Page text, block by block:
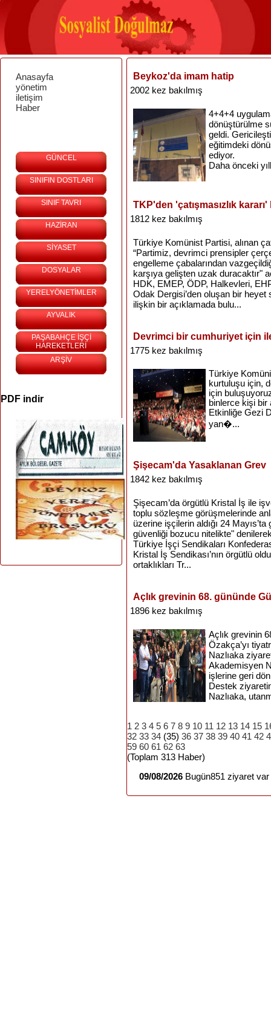
Anasayfa
yönetim
iletişim
Haber
GÜNCEL
SINIFIN DOSTLARI
SINIF TAVRI
HAZİRAN
SİYASET
DOSYALAR
YERELYÖNETİMLER
AYVALIK
PAŞABAHÇE İŞÇİ
HAREKETLERİ
ARŞİV
PDF indir
Beykoz'da imam hatip
2002 kez bakılmış
4+4+4
dönüştürülme
geldi.
eğitimdeki
ediyor.
Daha önceki
TKP'den 'çatışmasızlık
1812 kez bakılmış
Türkiye Komünist Partisi, alınan
“Partimiz, devrimci prensipler
engelleme çabalarından
karşıya gelişten uzak duracaktır"
HDK, EMEP, ÖDP, Halkevleri,
Odak Dergisi’den oluşan bir
ilişkin bir açıklamada bulu...
Devrimci bir cumhuriyet için
1775 kez bakılmış
Türkiye
kurtuluşu için,
için
binlerce kişi bir
Etkinliğe Gezi
yan�...
Şişecam'da Yasaklanan Grev
1842 kez bakılmış
Şişecam’da örgütlü Kristal İş ile
toplu sözleşme görüşmelerinde
üzerine işçilerin aldığı 24
güvenliği bozucu nitelikte"
Türkiye İşçi Sendikaları
Kristal İş Sendikası’nın örgütlü
ortaklıkları Tr...
Açlık grevinin 68. gününde
1896 kez bakılmış
Açlık grevinin
Özakça’yı
Nazlıaka
Akademisyen
işlerine geri
Destek
Nazlıaka,
1 2 3 4 5 6 7 8 9 10 11 12 13 14 15
32 33 34 (35) 36 37 38 39 40 41 42
59 60 61 62 63
(Toplam 313 Haber)
09/08/2026 Bugün851 ziyaret